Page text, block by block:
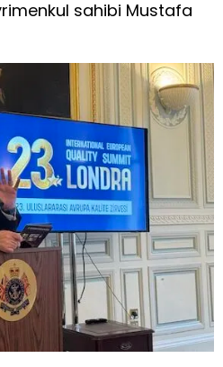
sahibi Mustafa